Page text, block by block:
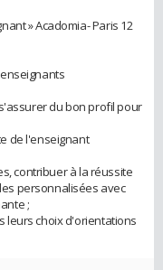
» Acadomia- Paris 12
du bon profil pour
de l'enseignant
contribuer à la réussite
personnalisées avec
;
leurs choix d'orientations